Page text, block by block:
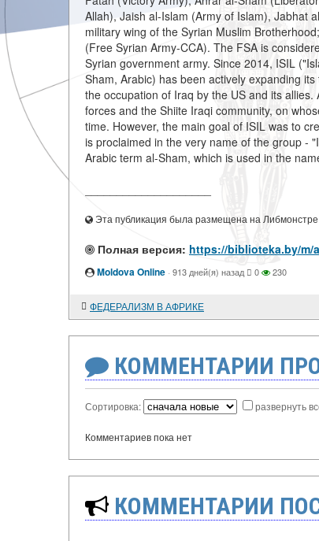
Allah), Jaish al-Islam (Army of Islam), Jabhat
military wing of the Syrian Muslim
(Free Syrian Army-CCA). The FSA is
Syrian government army. Since 2014, ISIL
Sham, Arabic) has been actively expanding
the occupation of Iraq by the US and its
forces and the Shiite Iraqi community, on
time. However, the main goal of ISIL was to
is proclaimed in the very name of the group -
Arabic term al-Sham, which is used in the
Эта публикация была размещена на Либмонстре
Полная версия: https://biblioteka.by/m/
Moldova Online · 913 дней(я) назад 0 230
ФЕДЕРАЛИЗМ В АФРИКЕ
КОММЕНТАРИИ
Сортировка: развернуть
Комментариев пока нет
КОММЕНТАРИИ